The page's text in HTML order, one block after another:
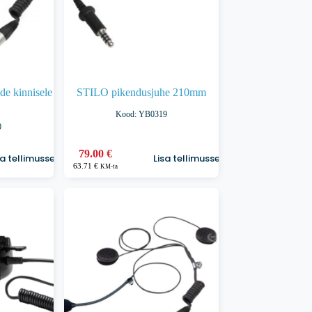
kinnisele
tellimusse
STILO pikendusjuhe 210mm
Kood: YB0319
79.00€
63.71€ KM-ta
Lisa tellimusse